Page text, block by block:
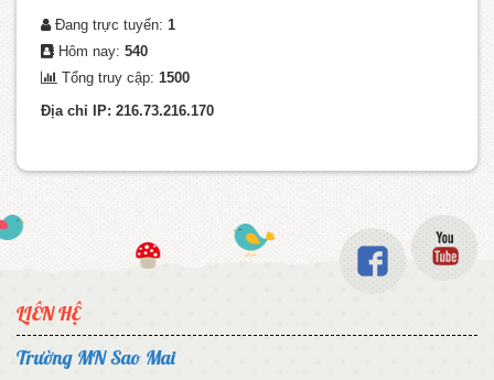
Đang trực tuyến: 1
Hôm nay: 540
Tổng truy cập: 1500
Địa chỉ IP: 216.73.216.170
LIÊN HỆ
Trường MN Sao Mai